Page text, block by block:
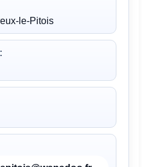
le-Pitois